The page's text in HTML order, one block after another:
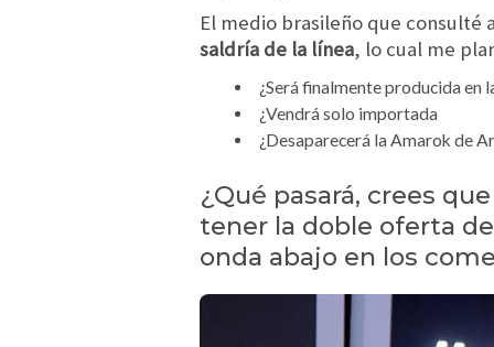
El medio brasileño que consulté
saldría de la línea, lo cual me
¿Será finalmente producida en
¿Vendrá solo importada
¿Desaparecerá la Amarok de
¿Qué pasará, crees
tener la doble oferta
onda abajo en los